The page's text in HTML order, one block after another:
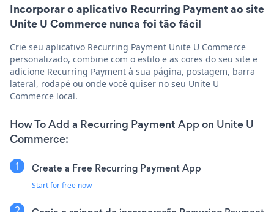
Incorporar o aplicativo Recurring Payment ao site
Unite U Commerce nunca foi tão fácil
Crie seu aplicativo Recurring Payment Unite U Commerce
personalizado, combine com o estilo e as cores do seu site e
adicione Recurring Payment à sua página, postagem, barra
lateral, rodapé ou onde você quiser no seu Unite U
Commerce local.
How To Add a Recurring Payment App on Unite U
Commerce:
Create a Free Recurring Payment App
Start for free now